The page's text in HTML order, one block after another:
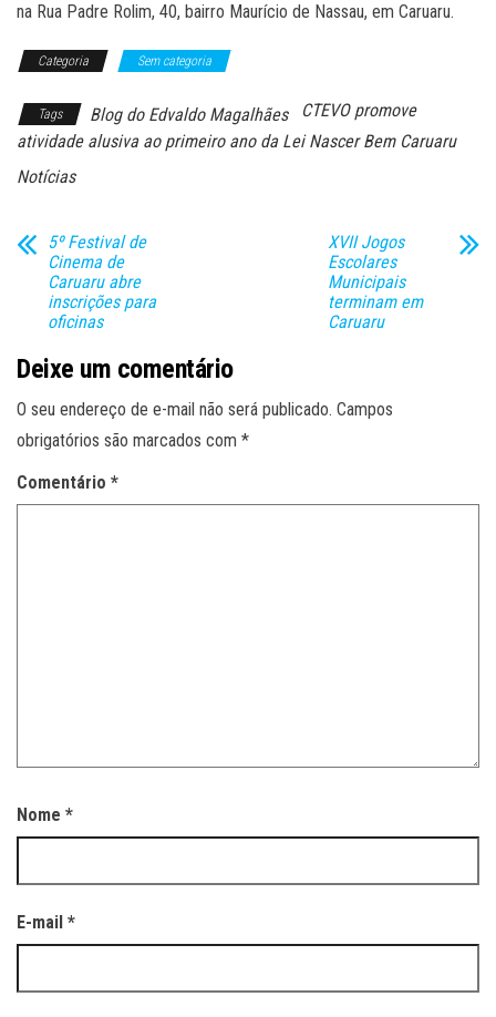
na Rua Padre Rolim, 40, bairro Maurício de Nassau, em Caruaru.
Categoria Sem categoria
Tags Blog do Edvaldo Magalhães
CTEVO promove
atividade alusiva ao primeiro ano da Lei Nascer Bem Caruaru
Notícias
5º Festival de
Cinema de
Caruaru abre
inscrições para
oficinas
XVII Jogos
Escolares
Municipais
terminam em
Caruaru
Deixe um comentário
O seu endereço de e-mail não será publicado. Campos
obrigatórios são marcados com *
Comentário *
Nome *
E-mail *